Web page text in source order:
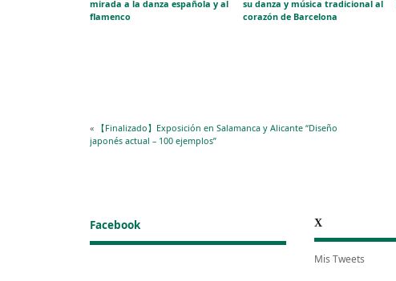
mirada a la danza española y al
flamenco
su danza y música tradicional al
corazón de Barcelona
« 【Finalizado】Exposición en Salamanca y Alicante “Diseño
japonés actual – 100 ejemplos”
Facebook X
Mis Tweets